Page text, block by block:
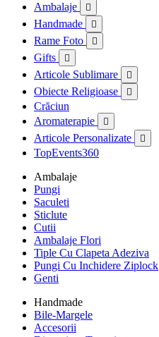
Ambalaje

Handmade 
Rame Foto 
Gifts 
Articole Sublimare 
Obiecte Religioase 
Crăciun
Aromaterapie

Articole Personalizate 
TopEvents360
Ambalaje
Pungi
Saculeti
Sticlute
Cutii
Ambalaje Flori
Tiple Cu Clapeta Adeziva
Pungi Cu Inchidere Ziplock
Genti
Handmade
Bile-Margele
Accesorii